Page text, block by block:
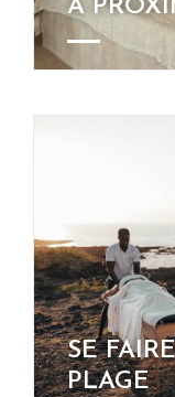
À
SE
PLAGE